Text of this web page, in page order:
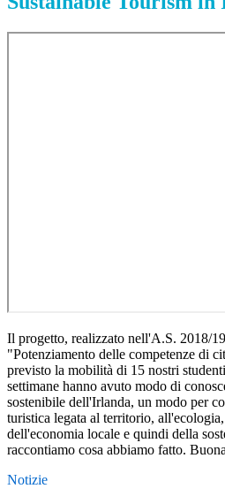
Il progetto, realizzato nell'A.S. 2018/
"Potenziamento delle competenze di
previsto la mobilità di 15 nostri
settimane hanno avuto modo di
sostenibile dell'Irlanda, un modo per
turistica legata al territorio,
dell'economia locale e quindi della
raccontiamo cosa abbiamo fatto.
Notizie